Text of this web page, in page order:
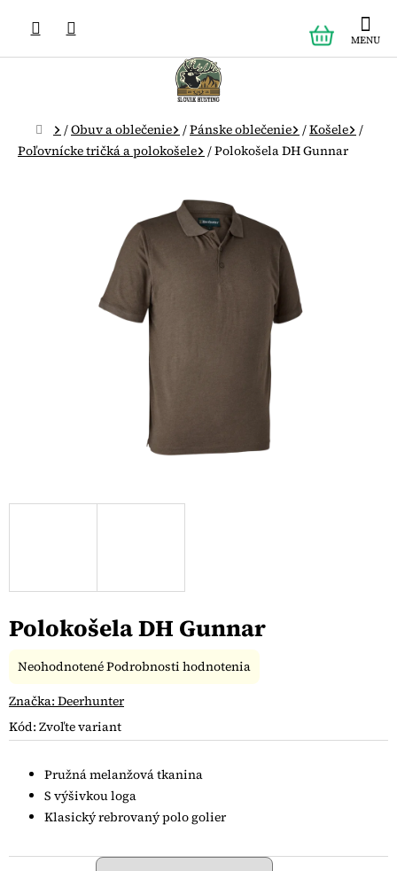
obsah
KOŠÍK
Domov
/Obuv a oblečenie /Pánske oblečenie /Košele /
Poľovnícke tričká a polokošele /Polokošela DH Gunnar
Polokošela DH Gunnar
Kód: Zvoľte variant
Pružná melanžová tkanina
S výšivkou loga
Klasický rebrovaný polo golier
Priemerné
produktu
0,0
hviezdičiek.
NeohodnotenéPodrobnosti hodnotenia
Značka: Deerhunter